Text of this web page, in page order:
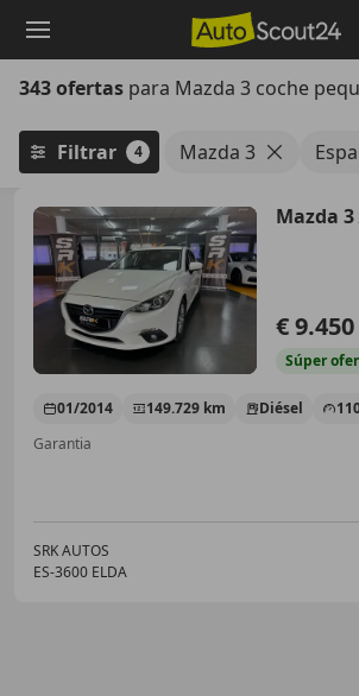
principal
343 ofertas para Mazda 3 coche
Filtrar 4 Mazda 3
Mazda 3
€ 9.450
Súper
01/2014 149.729 km Diésel
Garantia
SRK AUTOS
ES-3600 ELDA